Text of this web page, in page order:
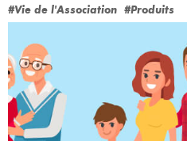
#Vie de l'Association #Produits